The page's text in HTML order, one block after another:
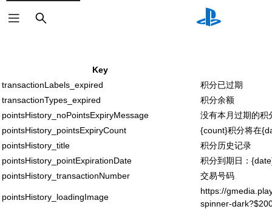
搜
索
Key
transactionLabels_expired
积分已过期
transactionTypes_expired
积分余额
pointsHistory_noPointsExpiryMessage
没有本月过期的积
pointsHistory_pointsExpiryCount
{count}积分将在
pointsHistory_title
积分历史记录
pointsHistory_pointExpirationDate
积分到期日：
pointsHistory_transactionNumber
交易号码
pointsHistory_loadingImage
https://
spinner-